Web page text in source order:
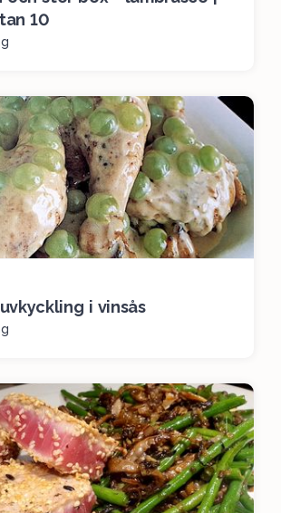
10
i vinsås